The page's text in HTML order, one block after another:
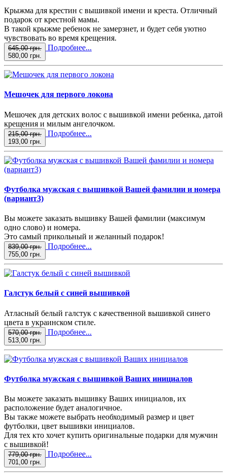
Крыжма для крестин с вышивкой имени и креста. Отличный
подарок от крестной мамы.
В такой крыжме ребенок не замерзнет, и будет себя уютно
чувствовать во время крещения.
645,00 грн.
580,00 грн.
Подробнее...
Мешочек для первого локона
Мешочек для детских волос с вышивкой имени ребенка, датой
крещения и милым ангелочком.
215,00 грн.
193,00 грн.
Подробнее...
Футболка мужская с вышивкой Вашей фамилии и номера
(вариант3)
Вы можете заказать вышивку Вашей фамилии (максимум
одно слово) и номера.
Это самый прикольный и желанный подарок!
839,00 грн.
755,00 грн.
Подробнее...
Галстук белый с синей вышивкой
Атласный белый галстук с качественной вышивкой синего
цвета в украинском стиле.
570,00 грн.
513,00 грн.
Подробнее...
Футболка мужская с вышивкой Ваших инициалов
Вы можете заказать вышивку Ваших инициалов, их
расположение будет аналогичное.
Вы также можете выбрать необходимый размер и цвет
футболки, цвет вышивки инициалов.
Для тех кто хочет купить оригинальные подарки для мужчин
с вышивкой!
779,00 грн.
701,00 грн.
Подробнее...